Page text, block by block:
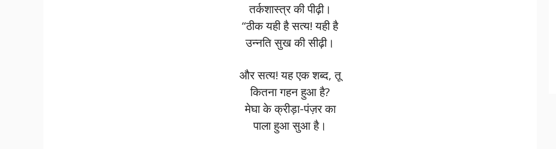
तर्कशास्त्र की पीढ़ी।
“ठीक यही है सत्य! यही है
उन्नति सुख की सीढ़ी।
और सत्य! यह एक शब्द, तू
कितना गहन हुआ है?
मेघा के क्रीड़ा-पंज़र का
पाला हुआ सुआ है।